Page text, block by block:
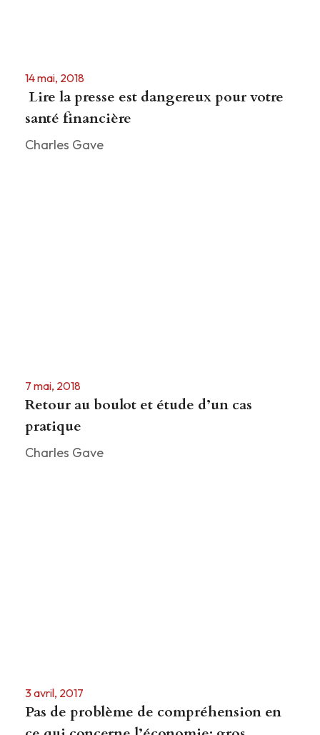
14 mai, 2018
Lire la presse est dangereux pour votre
santé financière
Charles Gave
7 mai, 2018
Retour au boulot et étude d’un cas
pratique
Charles Gave
3 avril, 2017
Pas de problème de compréhension en